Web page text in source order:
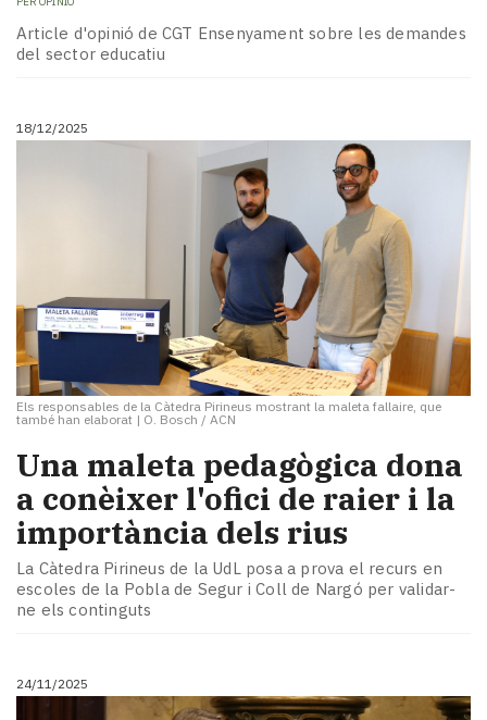
Article d'opinió de CGT Ensenyament sobre les demandes
del sector educatiu
18/12/2025
Els responsables de la Càtedra Pirineus mostrant la maleta fallaire, que
també han elaborat | O. Bosch / ACN
​Una maleta pedagògica dona
a conèixer l'ofici de raier i la
importància dels rius
La Càtedra Pirineus de la UdL posa a prova el recurs en
escoles de la Pobla de Segur i Coll de Nargó per validar-
ne els continguts
24/11/2025